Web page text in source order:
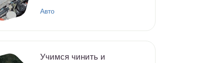
Авто
Учимся чинить и